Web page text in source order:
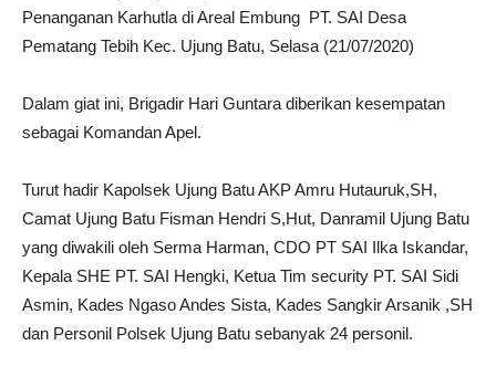
Penanganan Karhutla di Areal Embung PT. SAI Desa
Pematang Tebih Kec. Ujung Batu, Selasa (21/07/2020)
Dalam giat ini, Brigadir Hari Guntara diberikan kesempatan
sebagai Komandan Apel.
Turut hadir Kapolsek Ujung Batu AKP Amru Hutauruk,SH,
Camat Ujung Batu Fisman Hendri S,Hut, Danramil Ujung Batu
yang diwakili oleh Serma Harman, CDO PT SAI Ilka Iskandar,
Kepala SHE PT. SAI Hengki, Ketua Tim security PT. SAI Sidi
Asmin, Kades Ngaso Andes Sista, Kades Sangkir Arsanik ,SH
dan Personil Polsek Ujung Batu sebanyak 24 personil.